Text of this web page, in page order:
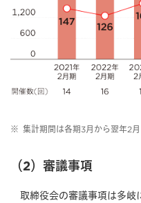
※ 集計期間は各期3月から翌年2
（2）審議事項
取締役会の審議事項は多岐